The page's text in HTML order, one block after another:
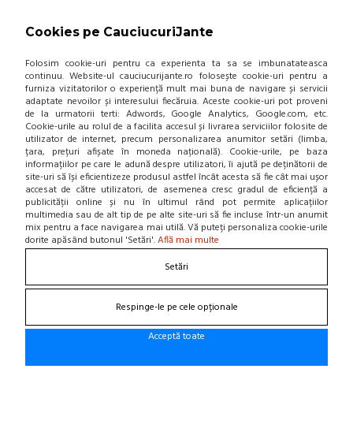
Cookies pe CauciucuriJante
Folosim cookie-uri pentru ca experienta ta sa se imbunatateasca
continuu. Website-ul cauciucurijante.ro folosește cookie-uri pentru a
furniza vizitatorilor o experiență mult mai buna de navigare și servicii
adaptate nevoilor și interesului fiecăruia. Aceste cookie-uri pot proveni
de la urmatorii terti: Adwords, Google Analytics, Google.com, etc.
Cookie-urile au rolul de a facilita accesul și livrarea serviciilor folosite de
utilizator de internet, precum personalizarea anumitor setări (limba,
țara, prețuri afișate în moneda națională). Cookie-urile, pe baza
informațiilor pe care le adună despre utilizatori, îi ajută pe deținătorii de
site-uri să își eficientizeze produsul astfel încât acesta să fie cât mai ușor
accesat de către utilizatori, de asemenea cresc gradul de eficiență a
publicității online și nu în ultimul rând pot permite aplicațiilor
multimedia sau de alt tip de pe alte site-uri să fie incluse într-un anumit
mix pentru a face navigarea mai utilă. Vă puteți personaliza cookie-urile
dorite apăsând butonul 'Setări'.Află mai multe
Setări
Respinge-le pe cele opționale
Acceptă toate
Protectia consumatorului - A.N.P.C.
DESPRE NOI
Contact
Home
Locatie punct de lucru
Departamente
NOU! BLOG
Contacteaza-ne
Suna la 0766 182 324, 0766 182 326
Craiova, Str. Calea Bucuresti, Bl A4, parter
Fii la curent cu noutatile!